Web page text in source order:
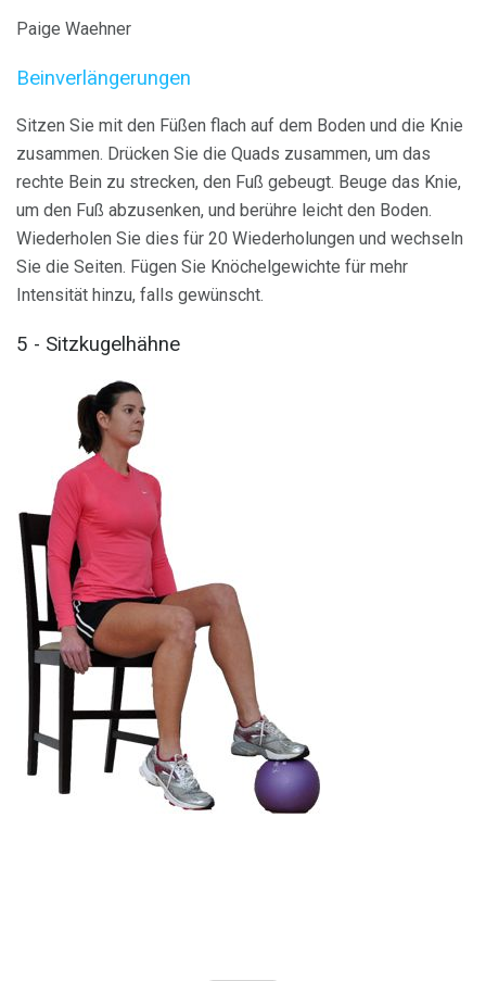
Paige Waehner
Beinverlängerungen
Sitzen Sie mit den Füßen flach auf dem Boden und die Knie
zusammen. Drücken Sie die Quads zusammen, um das
rechte Bein zu strecken, den Fuß gebeugt. Beuge das Knie,
um den Fuß abzusenken, und berühre leicht den Boden.
Wiederholen Sie dies für 20 Wiederholungen und wechseln
Sie die Seiten. Fügen Sie Knöchelgewichte für mehr
Intensität hinzu, falls gewünscht.
5 - Sitzkugelhähne